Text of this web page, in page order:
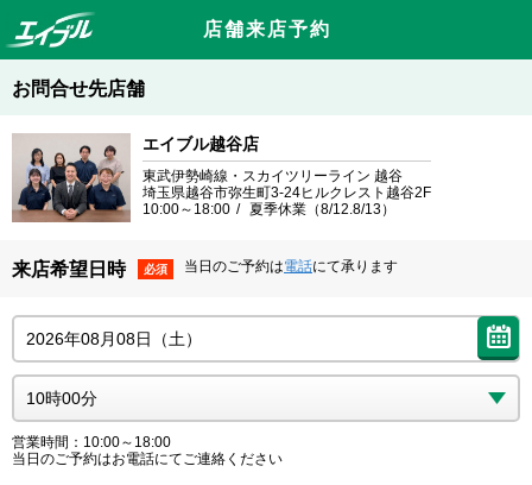
店舗来店予約
お問合せ先店舗
エイブル越谷店
東武伊勢崎線・スカイツリーライン 越谷
埼玉県越谷市弥生町3-24ヒルクレスト越谷2F
10:00～18:00
夏季休業（8/12.8/13）
来店希望日時 必須 当日のご予約は電話にて承ります
営業時間：10:00～18:00
当日のご予約はお電話にてご連絡ください